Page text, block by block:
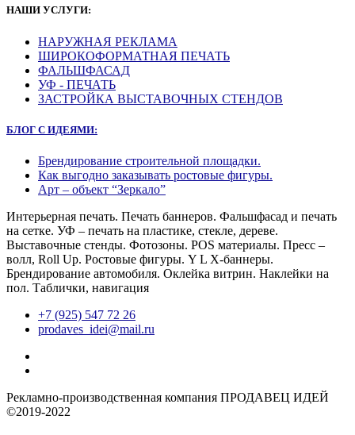
НАШИ УСЛУГИ:
НАРУЖНАЯ РЕКЛАМА
ШИРОКОФОРМАТНАЯ ПЕЧАТЬ
ФАЛЬШФАСАД
УФ - ПЕЧАТЬ
ЗАСТРОЙКА ВЫСТАВОЧНЫХ СТЕНДОВ
БЛОГ С ИДЕЯМИ:
Брендирование строительной площадки.
Как выгодно заказывать ростовые фигуры.
Арт – объект “Зеркало”
Интерьерная печать. Печать баннеров. Фальшфасад и печать
на сетке. УФ – печать на пластике, стекле, дереве.
Выставочные стенды. Фотозоны. POS материалы. Пресс –
волл, Roll Up. Ростовые фигуры. Y L X-баннеры.
Брендирование автомобиля. Оклейка витрин. Наклейки на
пол. Таблички, навигация
+7 (925) 547 72 26
prodaves_idei@mail.ru
Рекламно-производственная компания ПРОДАВЕЦ ИДЕЙ
©2019-2022